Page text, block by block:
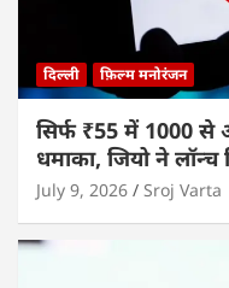
दिल्ली फ़िल्म मनोरंजन
सिर्फ ₹55 में 1000 से
धमाका, जियो ने
July 9, 2026 Sroj Varta